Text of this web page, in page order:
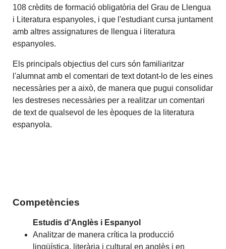
108 crèdits de formació obligatòria del Grau de Llengua
i Literatura espanyoles, i que l'estudiant cursa juntament
amb altres assignatures de llengua i literatura
espanyoles.
Els principals objectius del curs són familiaritzar
l'alumnat amb el comentari de text dotant-lo de les eines
necessàries per a això, de manera que pugui consolidar
les destreses necessàries per a realitzar un comentari
de text de qualsevol de les èpoques de la literatura
espanyola.
Competències
Estudis d'Anglès i Espanyol
Analitzar de manera crítica la producció
lingüística, literària i cultural en anglès i en